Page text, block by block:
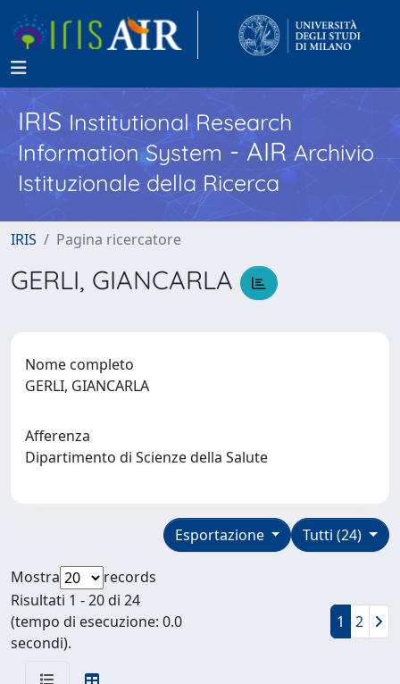
IRISInstitutional Research
Information System - AIR Archivio
Istituzionale della Ricerca
IRIS Pagina ricercatore
GERLI, GIANCARLA
Nome completo
GERLI, GIANCARLA
Afferenza
Dipartimento di Scienze della Salute
Tutti (24)
Esportazione
Mostra
records
Risultati 1 - 20 di 24
(tempo di esecuzione: 0.0
secondi).
1 2